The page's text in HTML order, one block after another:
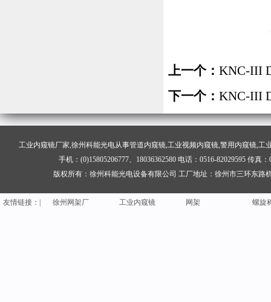
上一个： KNC-III
下一个： KNC-III
工业内窥镜厂家,徐州科能光电从事管道内窥镜,工业视频内窥镜,警用内窥镜,
手机：(0)15805206777、18036362580 电话：0516-82029595 传真
版权所有：徐州科能光电设备有限公司 工厂地址：徐州市三环东
友情链接：|
铝板加工 花纹铝板 铝板生产厂家
校验
徐州网架厂
工业内窥镜 网架
螺旋